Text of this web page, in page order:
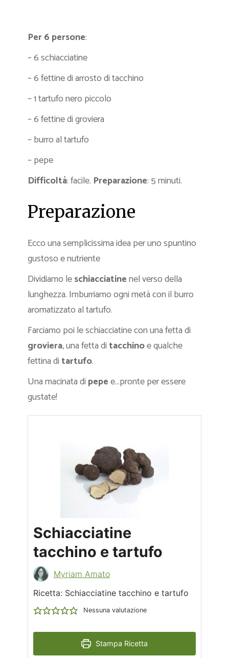
Per 6 persone:
– 6 schiacciatine
– 6 fettine di arrosto di tacchino
– 1 tartufo nero piccolo
– 6 fettine di groviera
– burro al tartufo
– pepe
Difficoltà: facile. Preparazione: 5 minuti.
Preparazione
Ecco una semplicissima idea per uno spuntino
gustoso e nutriente
Dividiamo leschiacciatinenel verso della
lunghezza. Imburriamo ogni metà con il burro
aromatizzato al tartufo.
Farciamo poi le schiacciatine con una fetta di
groviera, una fetta di tacchinoe qualche
fettina di tartufo.
Una macinata di pepee…pronte per essere
gustate!
Schiacciatine
tacchino e tartufo
Myriam Amato
Ricetta: Schiacciatine tacchino e tartufo
Nessuna valutazione
Stampa Ricetta